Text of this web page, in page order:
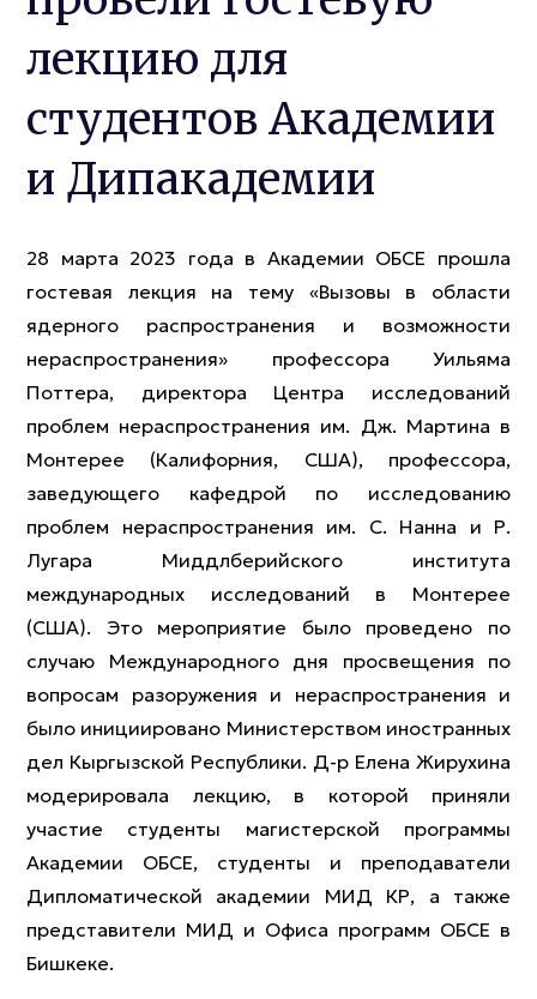
лекцию для
студентов Академии
и Дипакадемии
28 марта 2023 года в Академии ОБСЕ прошла
гостевая лекция на тему «Вызовы в области
ядерного распространения и возможности
нераспространения» профессора Уильяма
Поттера, директора Центра исследований
проблем нераспространения им. Дж. Мартина в
Монтерее (Калифорния, США), профессора,
заведующего кафедрой по исследованию
проблем нераспространения им. С. Нанна и Р.
Лугара Миддлберийского института
международных исследований в Монтерее
(США). Это мероприятие было проведено по
случаю Международного дня просвещения по
вопросам разоружения и нераспространения и
было инициировано Министерством иностранных
дел Кыргызской Республики. Д-р Елена Жирухина
модерировала лекцию, в которой приняли
участие студенты магистерской программы
Академии ОБСЕ, студенты и преподаватели
Дипломатической академии МИД КР, а также
представители МИД и Офиса программ ОБСЕ в
Бишкеке.